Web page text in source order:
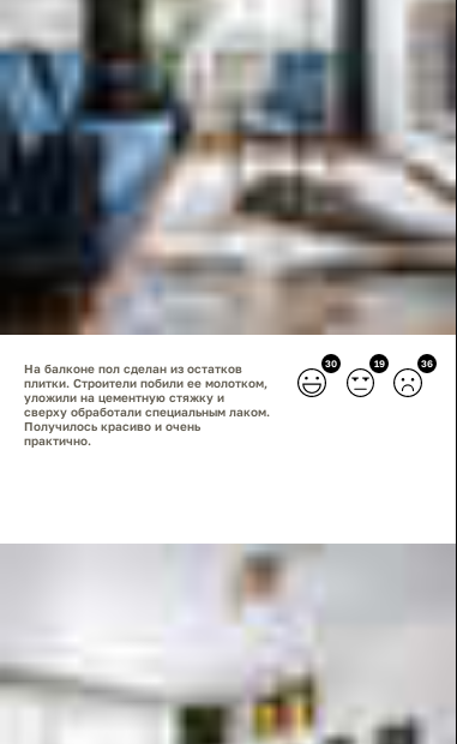
30 19 36
На балконе пол сделан из остатков
плитки. Строители побили ее молотком,
уложили на цементную стяжку и
сверху обработали специальным лаком.
Получилось красиво и очень
практично.